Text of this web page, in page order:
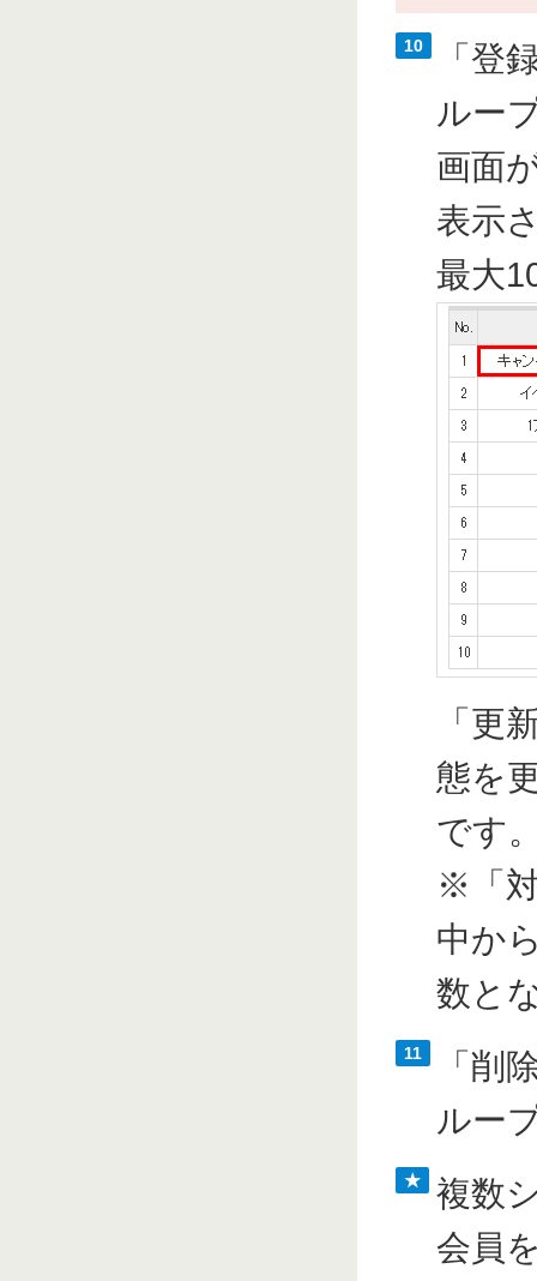
10
「登
ルー
画面
表示
最大
「更
態を
です
※「
中か
数と
11
「削
ルー
★
複数
会員